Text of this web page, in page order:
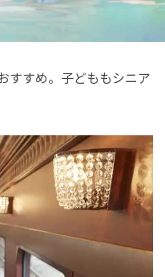
すすめ。子どももシニア